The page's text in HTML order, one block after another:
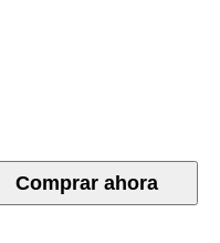
Comprar ahora